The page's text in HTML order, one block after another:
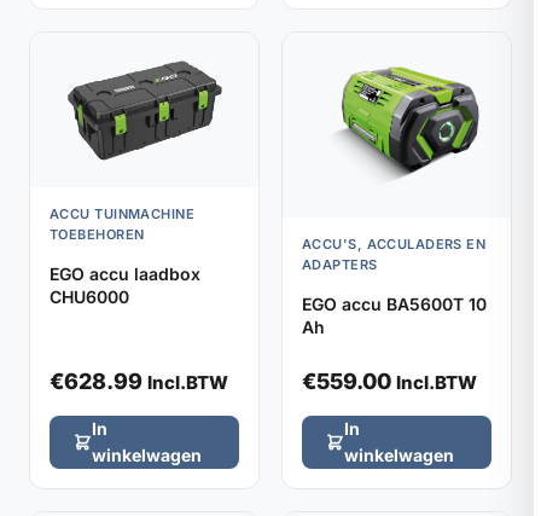
ACCU TUINMACHINE
TOEBEHOREN
EGO accu laadbox
CHU6000
€628.99 Incl.BTW
In
winkelwagen
ACCU'S, ACCULADERS EN
ADAPTERS
EGO accu BA5600T 10
Ah
€559.00 Incl.BTW
In
winkelwagen